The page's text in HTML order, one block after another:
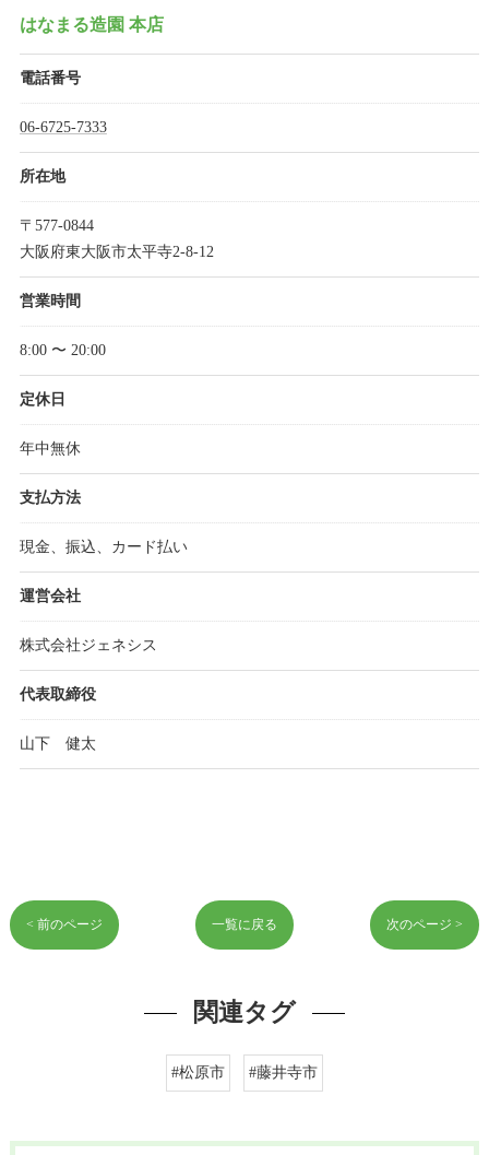
はなまる造園 本店
電話番号
06-6725-7333
所在地
〒577-0844
大阪府東大阪市太平寺2-8-12
営業時間
8:00 〜 20:00
定休日
年中無休
支払方法
現金、振込、カード払い
運営会社
株式会社ジェネシス
代表取締役
山下 健太
< 前のページ 一覧に戻る 次のページ >
関連タグ
#松原市 #藤井寺市